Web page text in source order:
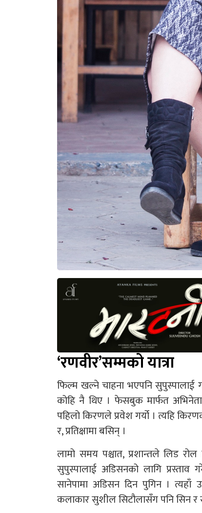
‘रणवीर’सम्मको यात्रा
फिल्म खल्ने चाहना भएपनि सुपुस्पालाई
कोहि नै थिए । फेसबुक मार्फत अभिनेता
पहिलो किरणले प्रवेश गर्यो । त्यहि
र, प्रतिक्षामा बसिन् ।
लामो समय पश्चात, प्रशान्तले लिड रोल
सुपुस्पालाई अडिसनको लागि
सानेपामा अडिसन दिन पुगिन ।
कलाकार सुशील सिटौलासँग पनि सिन र